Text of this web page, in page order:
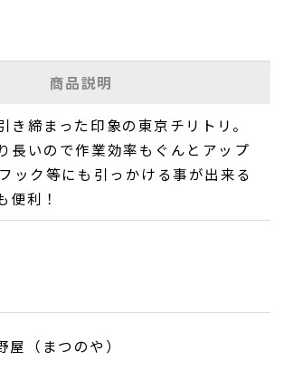
商品説明
き締まった印象の東京チリトリ。
長いので作業効率もぐんとアップ
ック等にも引っかける事が出来る
便利！
屋（まつのや）